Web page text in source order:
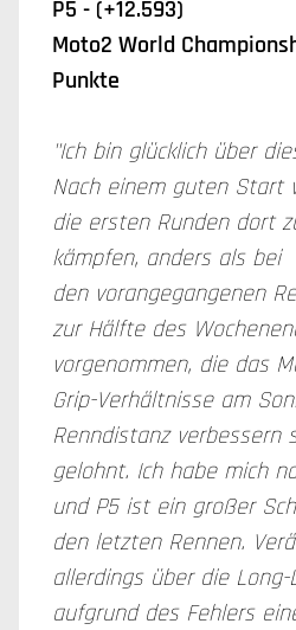
P5 - (+12.593)
Moto2 World
Punkte
"Ich bin glücklich über
Nach einem guten Start
die ersten Runden dort
kämpfen, anders als bei
den vorangegangenen
zur Hälfte des
vorgenommen, die das
Grip-Verhältnisse am
Renndistanz verbessern
gelohnt. Ich habe mich
und P5 ist ein großer
den letzten Rennen.
allerdings über die
aufgrund des Fehlers